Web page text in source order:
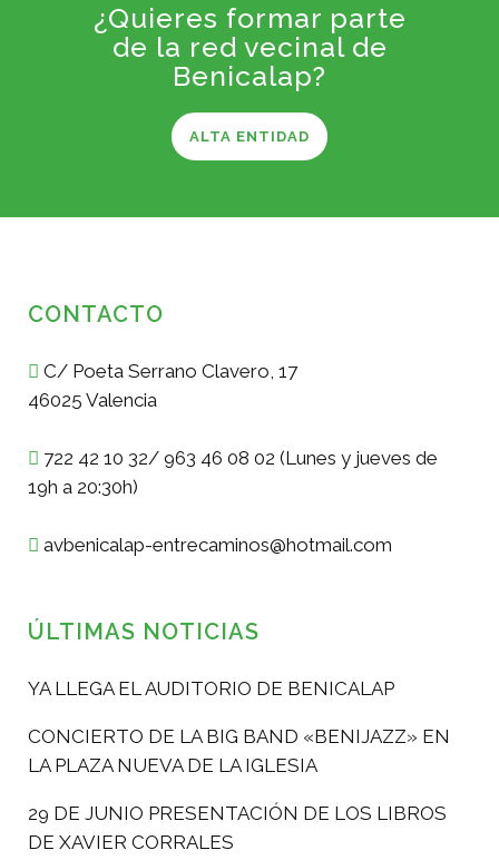
¿Quieres formar parte
de la red vecinal de
Benicalap?
ALTA ENTIDAD
CONTACTO
C/ Poeta Serrano Clavero, 17
46025 Valencia
722 42 10 32/ 963 46 08 02 (Lunes y jueves de
19h a 20:30h)
avbenicalap-entrecaminos@hotmail.com
ÚLTIMAS NOTICIAS
YA LLEGA EL AUDITORIO DE BENICALAP
CONCIERTO DE LA BIG BAND «BENIJAZZ» EN
LA PLAZA NUEVA DE LA IGLESIA
29 DE JUNIO PRESENTACIÓN DE LOS LIBROS
DE XAVIER CORRALES